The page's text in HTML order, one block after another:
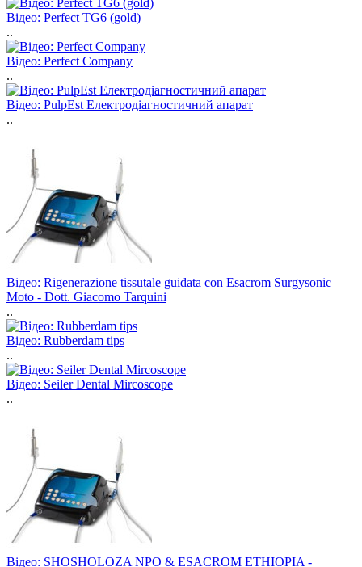
Відео: Perfect TG6 (gold)
..
Відео: Perfect Сompany
..
Відео: PulpEst Електродіагностичний апарат
..
Відео: Rigenerazione tissutale guidata con Esacrom Surgysonic
Moto - Dott. Giacomo Tarquini
..
Відео: Rubberdam tips
..
Відео: Seiler Dental Mircoscope
..
Відео: SHOSHOLOZA NPO & ESACROM ETHIOPIA -